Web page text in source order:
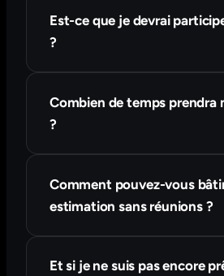
Est-ce que je devrai
?
Combien de temps prendra
?
Comment pouvez-vous
estimation sans réunions ?
Et si je ne suis pas encore